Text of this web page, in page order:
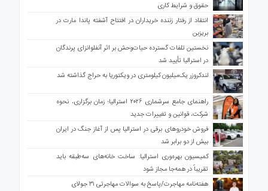
حقوق و شرایط کاری
انتقاد از رفتار زننده خریداران در افتتاح آشفته پاندا مارت در
بریزبن
نخستین تلفات گسترده حیات‌وحش بر اثر آنفلوانزای پرندگان
در استرالیا تأیید شد
لندکروزر یک‌میلیون کیلومتری در ویکتوریا به حراج گذاشته شد
راهنمای جامع سرشماری ۲۰۲۶ استرالیا؛ زمان برگزاری، نحوه
شرکت، قوانین و تغییرات جدید
فروش خودروهای برقی در استرالیا پس از آغاز جنگ در ایران
بیش از دو برابر شد
کمیسیون بهره‌وری استرالیا: ساخت خانه‌های سه‌طبقه باید
تقریباً در همه‌جا مجاز شود
هفته‌نامه مهاجرت/پاسخ به سوالات مهاجرتی ۳۱ جولای